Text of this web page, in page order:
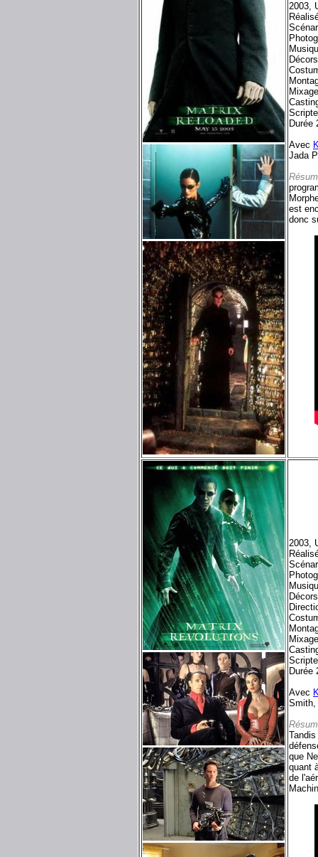
2003,
Durée
Avec
Jada
est
donc
2003,
Durée
Avec
Smith,
que
quant
de